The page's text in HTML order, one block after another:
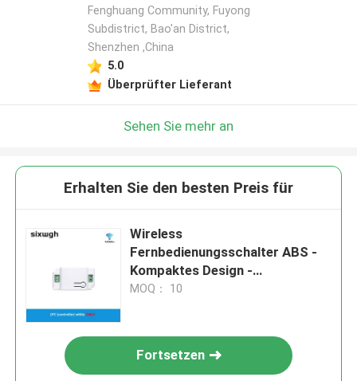
Fenghuang Community, Fuyong
Subdistrict, Bao'an District,
Shenzhen ,China
5.0
Überprüfter Lieferant
Sehen Sie mehr an
Erhalten Sie den besten Preis für
Wireless
Fernbedienungsschalter ABS -
Kompaktes Design -
Maximalleistung 110w-220W
MOQ： 10
Fortsetzen